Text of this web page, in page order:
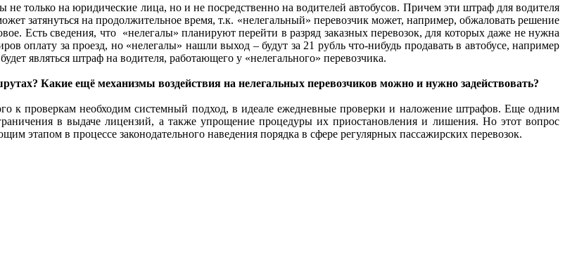
только на юридические лица, но и не посредственно на водителей автобусов. Причем эти штраф для водителя
затянуться на продолжительное время, т.к. «нелегальный» перевозчик может, например, обжаловать решение
Есть сведения, что «нелегалы» планируют перейти в разряд заказных перевозок, для которых даже не нужна
оплату за проезд, но «нелегалы» нашли выход – будут за 21 рубль что-нибудь продавать в автобусе, например
являться штраф на водителя, работающего у «нелегального» перевозчика.
Какие ещё механизмы воздействия на нелегальных перевозчиков можно и нужно задействовать?
к проверкам необходим системный подход, в идеале ежедневные проверки и наложение штрафов. Еще одним
в выдаче лицензий, а также упрощение процедуры их приостановления и лишения. Но этот вопрос
этапом в процессе законодательного наведения порядка в сфере регулярных пассажирских перевозок.